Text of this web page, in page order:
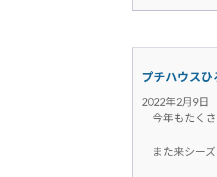
プチハウスひ
2022年2月9日
今年もたくさ
また来シーズ